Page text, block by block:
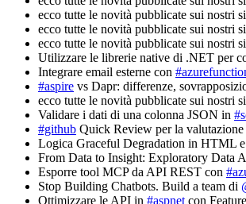
ecco tutte le novità pubblicate sui nostri
ecco tutte le novità pubblicate sui nostri
ecco tutte le novità pubblicate sui nostri
Utilizzare le librerie native di .NET per
Integrare email esterne con
#aspire vs Dapr: differenze,
ecco tutte le novità pubblicate sui nostri
Validare i dati di una colonna JSON in
#github Quick Review per la
Logica Graceful Degradation in HTML e
From Data to Insight: Exploratory Data
Esporre tool MCP da API REST con
Stop Building Chatbots. Build a team di
Ottimizzare le API in #aspnet con